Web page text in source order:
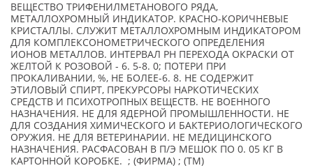
ВЕЩЕСТВО ТРИФЕНИЛМЕТАНОВОГО РЯДА,
МЕТАЛЛОХРОМНЫЙ ИНДИКАТОР. КРАСНО-КОРИЧНЕВЫЕ
КРИСТАЛЛЫ. СЛУЖИТ МЕТАЛЛОХРОМНЫМ ИНДИКАТОРОМ
ДЛЯ КОМПЛЕКСОНОМЕТРИЧЕСКОГО ОПРЕДЕЛЕНИЯ
ИОНОВ МЕТАЛЛОВ. ИНТЕРВАЛ РН ПЕРЕХОДА ОКРАСКИ ОТ
ЖЕЛТОЙ К РОЗОВОЙ - 6. 5-8. 0; ПОТЕРИ ПРИ
ПРОКАЛИВАНИИ, %, НЕ БОЛЕЕ-6. 8. НЕ СОДЕРЖИТ
ЭТИЛОВЫЙ СПИРТ, ПРЕКУРСОРЫ НАРКОТИЧЕСКИХ
СРЕДСТВ И ПСИХОТРОПНЫХ ВЕЩЕСТВ. НЕ ВОЕННОГО
НАЗНАЧЕНИЯ. НЕ ДЛЯ ЯДЕРНОЙ ПРОМЫШЛЕННОСТИ. НЕ
ДЛЯ СОЗДАНИЯ ХИМИЧЕСКОГО И БАКТЕРИОЛОГИЧЕСКОГО
ОРУЖИЯ. НЕ ДЛЯ ВЕТЕРИНАРИИ. НЕ МЕДИЦИНСКОГО
НАЗНАЧЕНИЯ. РАСФАСОВАН В П/Э МЕШОК ПО 0. 05 КГ В
КАРТОННОЙ КОРОБКЕ. ; (ФИРМА) ; (TM)